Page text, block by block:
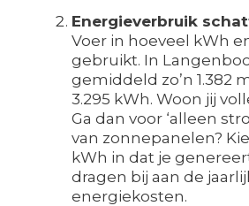
Energieverbruik
Voer in hoeveel kWh
gebruikt. In
gemiddeld zo’n 1.382
3.295 kWh. Woon jij
Ga dan voor ‘alleen
van zonnepanelen?
kWh in dat je
dragen bij aan de
energiekosten.